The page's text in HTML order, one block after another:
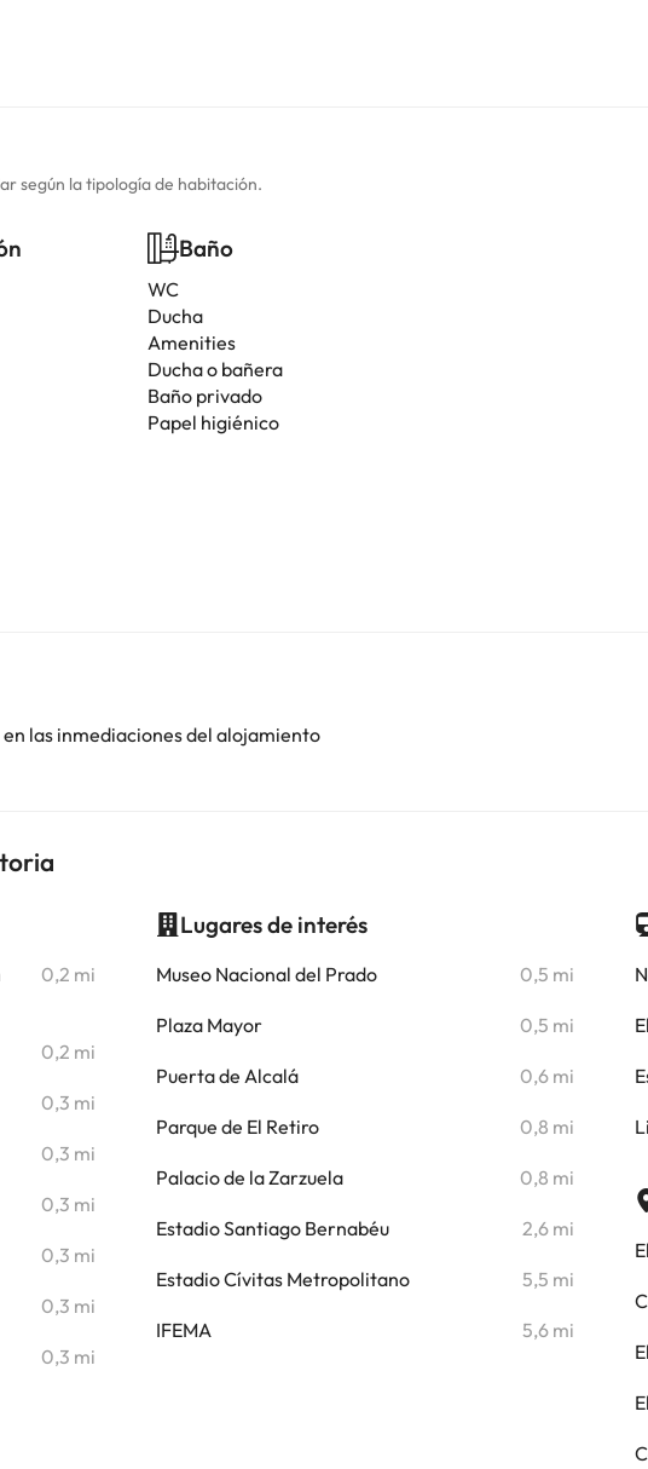
según la tipología de habitación.
Baño
WC
Ducha
Amenities
Ducha o bañera
Baño privado
Papel higiénico
las inmediaciones del alojamiento
0,2 mi
0,2 mi
0,3 mi
0,3 mi
0,3 mi
0,3 mi
0,3 mi
0,3 mi
Lugares de interés
Museo Nacional del Prado 0,5 mi
Plaza Mayor 0,5 mi
Puerta de Alcalá 0,6 mi
Parque de El Retiro 0,8 mi
Palacio de la Zarzuela 0,8 mi
Estadio Santiago Bernabéu 2,6 mi
Estadio Cívitas Metropolitano 5,5 mi
IFEMA 5,6 mi